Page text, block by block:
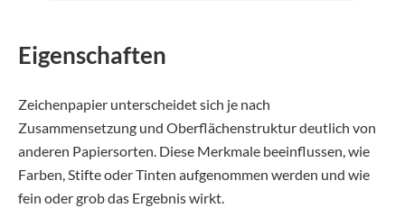
Eigenschaften
Zeichenpapier unterscheidet sich je nach
Zusammensetzung und Oberflächenstruktur deutlich von
anderen Papiersorten. Diese Merkmale beeinflussen, wie
Farben, Stifte oder Tinten aufgenommen werden und wie
fein oder grob das Ergebnis wirkt.